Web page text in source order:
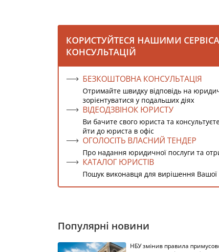
КОРИСТУЙТЕСЯ НАШИМИ
КОНСУЛЬТАЦІЙ
БЕЗКОШТОВНА КОНСУЛЬТАЦІЯ
Отримайте швидку відповідь на
зорієнтуватися у подальших діях
ВІДЕОДЗВІНОК ЮРИСТУ
Ви бачите свого юриста та
йти до юриста в офіс
ОГОЛОСІТЬ ВЛАСНИЙ ТЕНДЕР
Про надання юридичної послуги та
КАТАЛОГ ЮРИСТІВ
Пошук виконавця для вирішення
Популярні новини
НБУ змінив правила